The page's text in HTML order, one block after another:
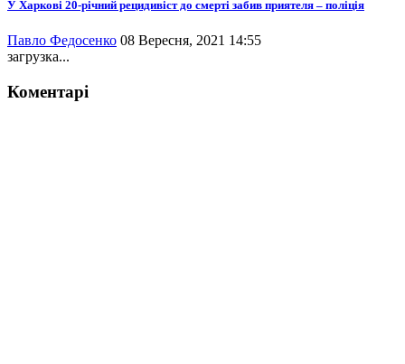
У Харкові 20-річний рецидивіст до смерті забив приятеля – поліція
Павло Федосенко 08 Вересня, 2021 14:55
загрузка...
Коментарі